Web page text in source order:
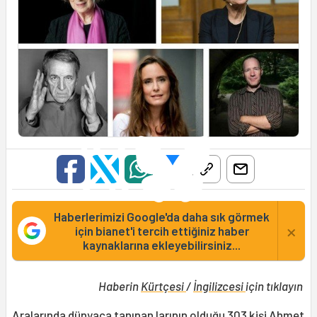
Haberlerimizi Google'da daha sık görmek
için bianet'i tercih ettiğiniz haber
kaynaklarına ekleyebilirsiniz...
×
Haberin Kürtçesi/ İngilizcesiiçin tıklayın